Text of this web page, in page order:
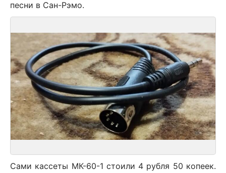
песни в Сан-Рэмо.
Сами кассеты МК-60-1 стоили 4 рубля 50 копеек.